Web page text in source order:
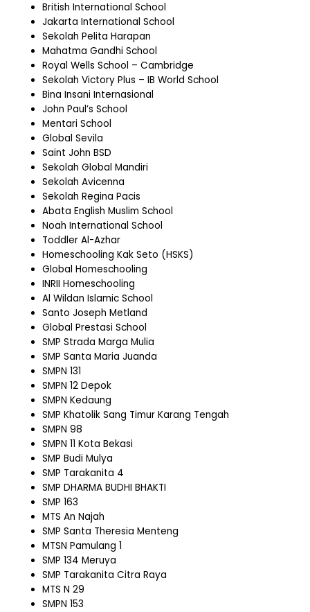
British International School
Jakarta International School
Sekolah Pelita Harapan
Mahatma Gandhi School
Royal Wells School – Cambridge
Sekolah Victory Plus – IB World School
Bina Insani Internasional
John Paul’s School
Mentari School
Global Sevila
Saint John BSD
Sekolah Global Mandiri
Sekolah Avicenna
Sekolah Regina Pacis
Abata English Muslim School
Noah International School
Toddler Al-Azhar
Homeschooling Kak Seto (HSKS)
Global Homeschooling
INRII Homeschooling
Al Wildan Islamic School
Santo Joseph Metland
Global Prestasi School
SMP Strada Marga Mulia
SMP Santa Maria Juanda
SMPN 131
SMPN 12 Depok
SMPN Kedaung
SMP Khatolik Sang Timur Karang Tengah
SMPN 98
SMPN 11 Kota Bekasi
SMP Budi Mulya
SMP Tarakanita 4
SMP DHARMA BUDHI BHAKTI
SMP 163
MTS An Najah
SMP Santa Theresia Menteng
MTSN Pamulang 1
SMP 134 Meruya
SMP Tarakanita Citra Raya
MTS N 29
SMPN 153